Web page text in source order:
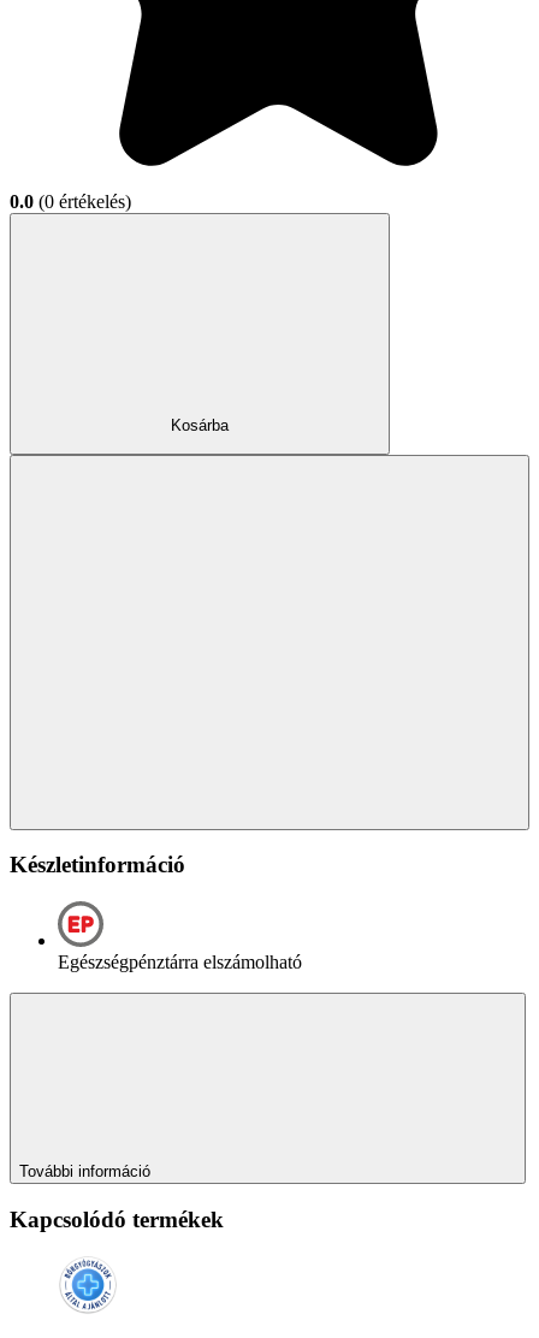
0.0 (0 értékelés)
Kosárba
Készletinformáció
Egészségpénztárra elszámolható
További információ
Kapcsolódó termékek